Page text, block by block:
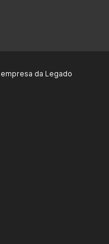
da Legado